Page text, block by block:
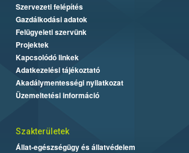
Szervezeti felépítés
Gazdálkodási adatok
Felügyeleti szervünk
Projektek
Kapcsolódó linkek
Adatkezelési tájékoztató
Akadálymentességi nyilatkozat
Üzemeltetési információ
Szakterületek
Állat-egészségügy és állatvédelem